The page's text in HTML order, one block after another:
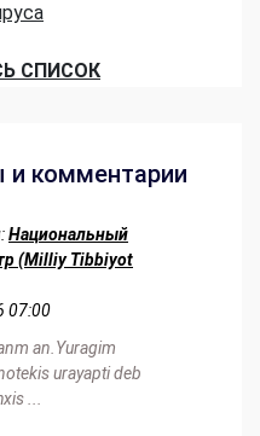
СПИСОК
и комментарии
Национальный
(Milliy Tibbiyot
07:00
an.Yuragim
urayapti deb
...